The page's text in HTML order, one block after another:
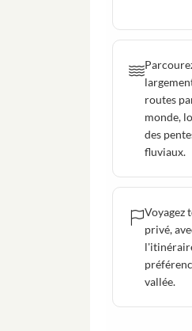
routes
monde,
des
fluviaux.
Voyagez
privé,
vallée.